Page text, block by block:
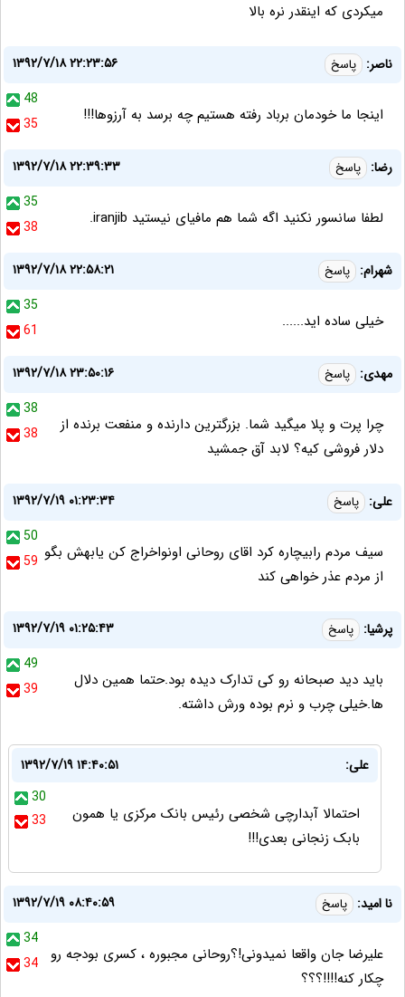
میکردی که اینقدر نره بالا
ناصر: پاسخ
۱۳۹۲/۷/۱۸ ۲۲:۲۳:۵۶
48
35
اینجا ما خودمان برباد رفته هستیم چه برسد به آرزوها!!!
رضا: پاسخ
۱۳۹۲/۷/۱۸ ۲۲:۳۹:۳۳
35
38
لطفا سانسور نکنید اگه شما هم مافیای نیستید iranjib.
شهرام: پاسخ
۱۳۹۲/۷/۱۸ ۲۲:۵۸:۲۱
35
61
خیلی ساده اید......
مهدی: پاسخ
۱۳۹۲/۷/۱۸ ۲۳:۵۰:۱۶
38
38
چرا پرت و پلا میگید شما. بزرگترین دارنده و منفعت برنده از
دلار فروشی کیه؟ لابد آق جمشید
علی: پاسخ
۱۳۹۲/۷/۱۹ ۰۱:۲۳:۳۴
50
59 سیف مردم رابیچاره کرد اقای روحانی اونواخراج کن یابهش بگو
از مردم عذر خواهی کند
پرشیا: پاسخ
۱۳۹۲/۷/۱۹ ۰۱:۲۵:۴۳
49
39
باید دید صبحانه رو کی تدارک دیده بود.حتما همین دلال
ها.خیلی چرب و نرم بوده ورش داشته.
علی:
۱۳۹۲/۷/۱۹ ۱۴:۴۰:۵۱
30
33
احتمالا آبدارچی شخصی رئیس بانک مرکزی یا همون
بابک زنجانی بعدی!!!
نا امید: پاسخ
۱۳۹۲/۷/۱۹ ۰۸:۴۰:۵۹
34
34
علیرضا جان واقعا نمیدونی!؟روحانی مجبوره ، کسری بودجه رو
چکار کنه!!!!؟؟؟